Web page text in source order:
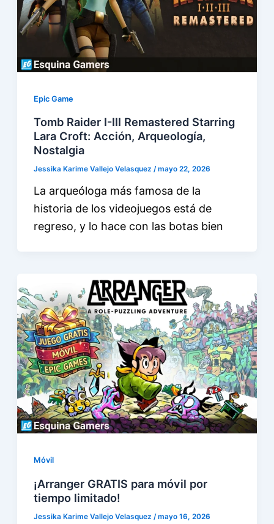
Epic Game
Tomb Raider I-III Remastered Starring
Lara Croft: Acción, Arqueología,
Nostalgia
Jessika Karime Vallejo Velasquez /mayo 22, 2026
La arqueóloga más famosa de la
historia de los videojuegos está de
regreso, y lo hace con las botas bien
Móvil
¡Arranger GRATIS para móvil por
tiempo limitado!
Jessika Karime Vallejo Velasquez /mayo 16, 2026